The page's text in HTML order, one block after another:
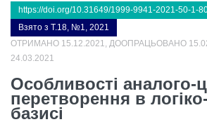
https://doi.org/10.31649/1999-9941-2021-50-1-
Взято з Т.18, №1, 2021
ОТРИМАНО 15.12.2021, ДООПРАЦЬОВАНО
24.03.2021
Особливості
перетворення в
базисі